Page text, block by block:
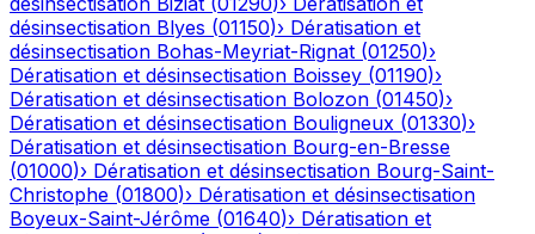
désinsectisation Blyes (01150)› Dératisation et
désinsectisation Bohas-Meyriat-Rignat (01250)›
Dératisation et désinsectisation Boissey (01190)›
Dératisation et désinsectisation Bolozon (01450)›
Dératisation et désinsectisation Bouligneux (01330)›
Dératisation et désinsectisation Bourg-en-Bresse
(01000)› Dératisation et désinsectisation Bourg-Saint-
Christophe (01800)› Dératisation et désinsectisation
Boyeux-Saint-Jérôme (01640)› Dératisation et